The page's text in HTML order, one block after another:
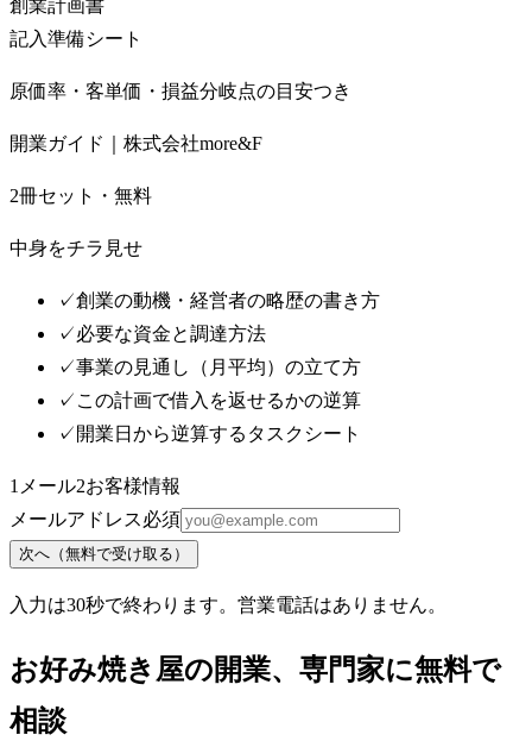
創業計画書
記入準備シート
原価率・客単価・損益分岐点の目安つき
開業ガイド｜株式会社more&F
2冊セット・無料
中身をチラ見せ
✓創業の動機・経営者の略歴の書き方
✓必要な資金と調達方法
✓事業の見通し（月平均）の立て方
✓ この計画で借入を返せるかの逆算
✓ 開業日から逆算するタスクシート
1 メール2お客様情報
メールアドレス必須
次へ（無料で受け取る）
入力は30秒で終わります。営業電話はありません。
お好み焼き屋の開業、専門家に無料で
相談